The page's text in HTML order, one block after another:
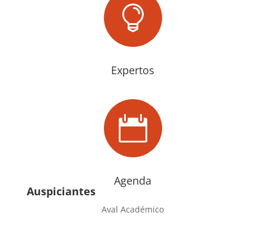

Expertos

Agenda
Auspiciantes
Aval Académico